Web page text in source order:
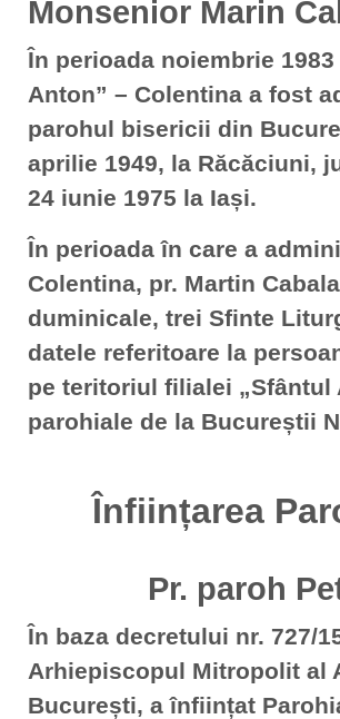
Monsenior Marin
În perioada noiembrie
Anton” – Colentina a fost
parohul bisericii din
aprilie 1949, la Răcăciuni,
24 iunie 1975 la Iași.
În perioada în care a
Colentina, pr. Martin
duminicale, trei Sfinte
datele referitoare la
pe teritoriul filialei „Sfântul
parohiale de la Bucureștii
Înființarea
Pr. paroh
În baza decretului nr. 727/
Arhiepiscopul Mitropolit al
București, a înființat